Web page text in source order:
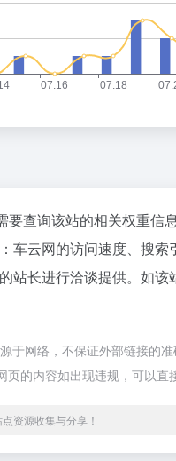
查询该站的相关权重信
车云网的访问速度、搜
站长进行洽谈提供。如该
于网络，不保证外部链接的
的内容如出现违规，可以
资源收集与分享！